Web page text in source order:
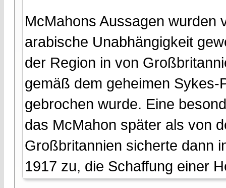
McMahons Aussagen wurden
arabische Unabhängigkeit
der Region in von
gemäß dem geheimen
gebrochen wurde. Eine
das McMahon später als von
Großbritannien sicherte dann
1917 zu, die Schaffung einer